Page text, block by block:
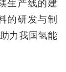
生产线的建
的研发与制
力我国氢能